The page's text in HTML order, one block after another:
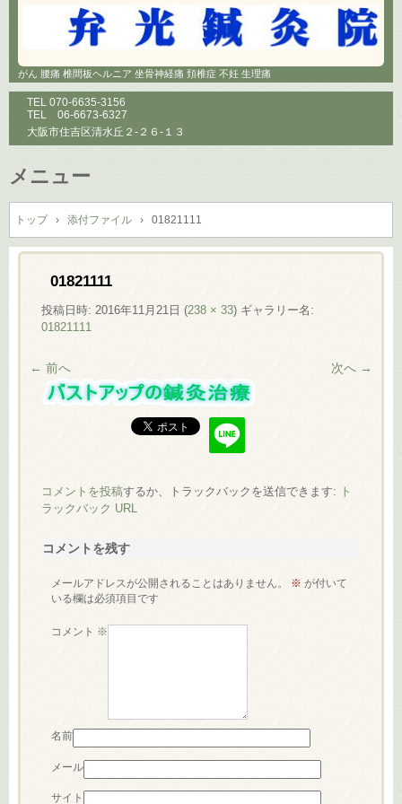
がん 腰痛 椎間板ヘルニア 坐骨神経痛 頚椎症 不妊 生理痛
TEL 070-6635-3156
TEL 06-6673-6327
大阪市住吉区清水丘２-２６-１３
メニュー
コ
ン
テ
ン
トップ › 添付ファイル › 01821111
01821111
投稿日時: 2016年11月21日 (238 × 33) ギャラリー名:
01821111
← 前へ 次へ →
コメントを投稿するか、トラックバックを送信できます: ト
ラックバック URL
コメントを残す
メールアドレスが公開されることはありません。 ※ が付いて
いる欄は必須項目です
コメント ※
名前
メール
サイト